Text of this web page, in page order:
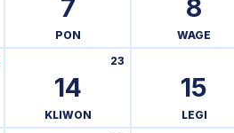
7
PON
8
WAGE
14
23
KLIWON
15
LEGI